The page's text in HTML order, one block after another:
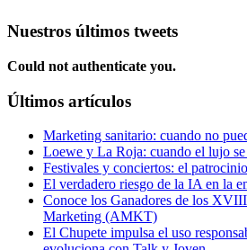
Nuestros últimos tweets
Could not authenticate you.
Últimos artículos
Marketing sanitario: cuando no
Loewe y La Roja: cuando el lujo
Festivales y conciertos: el
El verdadero riesgo de la IA en la
Conoce los Ganadores de los
Marketing (AMKT)
El Chupete impulsa el uso